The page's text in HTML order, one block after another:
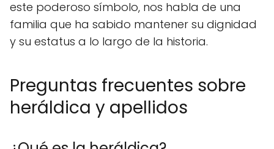
este poderoso símbolo, nos habla de una
familia que ha sabido mantener su dignidad
y su estatus a lo largo de la historia.
Preguntas frecuentes sobre
heráldica y apellidos